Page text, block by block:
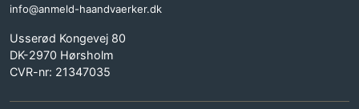
info@anmeld-haandvaerker.dk
Usserød Kongevej 80
DK-2970 Hørsholm
CVR-nr: 21347035